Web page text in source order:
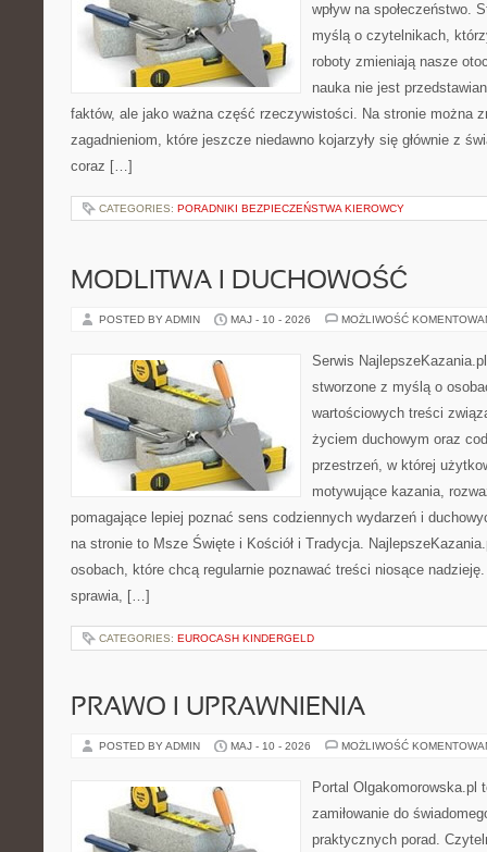
wpływ na społeczeństwo.
myślą o czytelnikach,
roboty zmieniają nasze
nauka nie jest
faktów, ale jako ważna część rzeczywistości. Na stronie można
zagadnieniom, które jeszcze niedawno kojarzyły się głównie z
coraz […]
CATEGORIES: PORADNIKI BEZPIECZEŃSTWA KIEROWCY
MODLITWA I DUCHOWOŚĆ
POSTED BY ADMIN MAJ - 10 - 2026 MOŻLIWOŚĆ
Serwis
stworzone z myślą o
wartościowych treści
życiem duchowym oraz
przestrzeń, w której
motywujące kazania,
pomagające lepiej poznać sens codziennych wydarzeń i
na stronie to Msze Święte i Kościół i Tradycja.
osobach, które chcą regularnie poznawać treści niosące nadzieję.
sprawia, […]
CATEGORIES: EUROCASH KINDERGELD
PRAWO I UPRAWNIENIA
POSTED BY ADMIN MAJ - 10 - 2026 MOŻLIWOŚĆ
Portal Olgakomorowska.pl
zamiłowanie do
praktycznych porad.